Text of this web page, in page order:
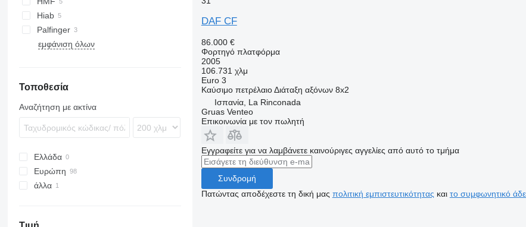
Hiab
Palfinger
εμφάνιση όλων
Τοποθεσία
Αναζήτηση με ακτίνα
Ελλάδα
Ευρώπη
άλλα
DAF CF
86.000 €
Φορτηγό πλατφόρμα
2005
106.731 χλμ
Euro 3
Καύσιμο πετρέλαιο Διάταξη αξόνων 8x2
Ισπανία, La Rinconada
Gruas Venteo
Επικοινωνία με τον πωλητή
Εγγραφείτε για να λαμβάνετε καινούριγες αγγελίες από αυτό το τμήμα
Συνδρομή
Πατώντας αποδέχεστε τη δική μας πολιτική εμπιστευτικότητας και το συμφωνητικό